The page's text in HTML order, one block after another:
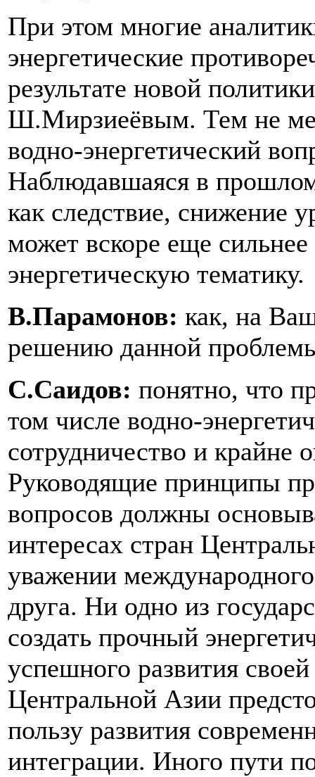
При этом многие
энергетические
результате новой
Ш.Мирзиеёвым. Тем не
водно-энергетический
Наблюдавшаяся в
как следствие, снижение
может вскоре еще сильнее
энергетическую тематику.
В.Парамонов: как, на
решению данной
С.Саидов: понятно, что
том числе водно-
сотрудничество и крайне
Руководящие принципы
вопросов должны
интересах стран
уважении
друга. Ни одно из
создать прочный
успешного развития
Центральной Азии
пользу развития
интеграции. Иного пути